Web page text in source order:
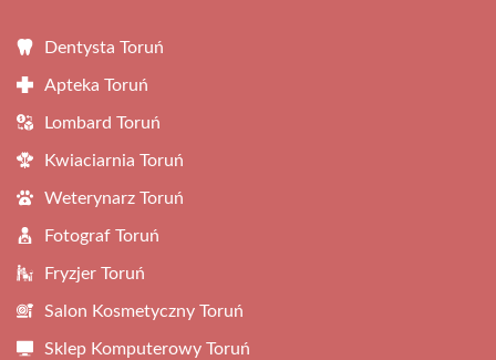
Dentysta Toruń
Apteka Toruń
Lombard Toruń
Kwiaciarnia Toruń
Weterynarz Toruń
Fotograf Toruń
Fryzjer Toruń
Salon Kosmetyczny Toruń
Sklep Komputerowy Toruń